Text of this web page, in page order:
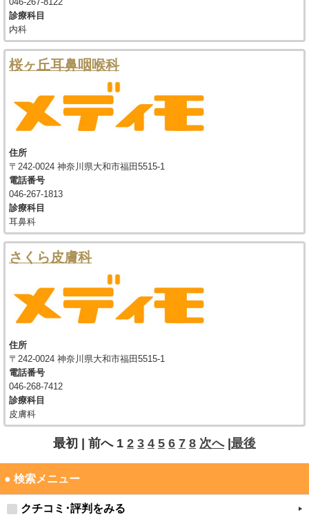
診療科目
内科
桜ヶ丘耳鼻咽喉科
住所
〒242-0024 神奈川県大和市福田5515-1
電話番号
046-267-1813
診療科目
耳鼻科
さくら皮膚科
住所
〒242-0024 神奈川県大和市福田5515-1
電話番号
046-268-7412
診療科目
皮膚科
最初 | 前へ 1 2 3 4 5 6 7 8 次へ|最後
● 検索メニュー
クチコミ･評判をみる